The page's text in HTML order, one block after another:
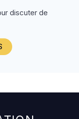
discuter de